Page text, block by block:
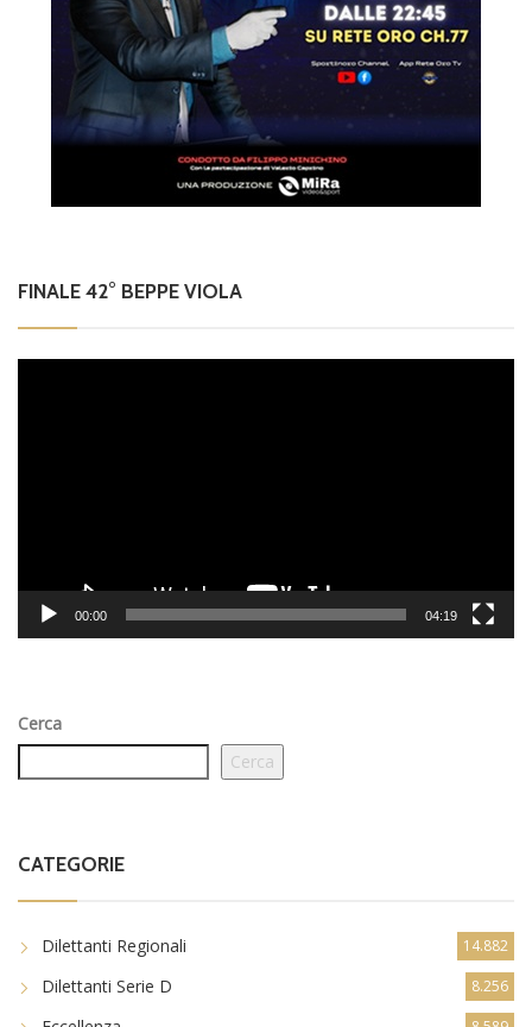
FINALE 42° BEPPE VIOLA
Cerca
Cerca
CATEGORIE
Dilettanti Regionali 14.882
Dilettanti Serie D 8.256